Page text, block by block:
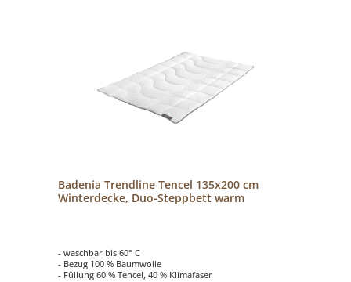
Badenia Trendline Tencel 135x200 cm
Winterdecke, Duo-Steppbett warm
- waschbar bis 60° C
- Bezug 100 % Baumwolle
- Füllung 60 % Tencel, 40 % Klimafaser